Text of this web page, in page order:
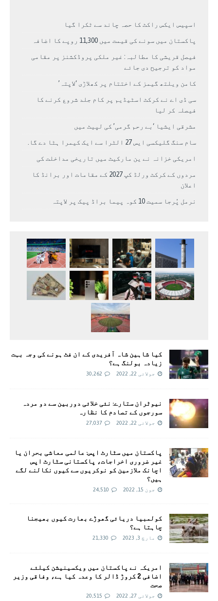
اسپیس ایکس راکٹ کا حصہ چاند سے ٹکرا گیا
پاکستان میں سونے کی قیمت میں 11,300 روپے کا اضافہ
فیصل قریشی کا مطالبہ: غیر ملکی پروڈکشنز پر مقامی
مواد کو ترجیح دی جائے
کامن ویلتھ گیمز کے اختتام پر کھلاڑی ‘لاپتہ’
سی ڈی اے نے کرکٹ اسٹیڈیم پر کام جلد شروع کرنے کا
فیصلہ کر لیا
مشرقی ایشیا ‘بے رحم گرمی’ کی لپیٹ میں
سام سنگ گلیکسی ایس 27 الٹرا سے ایک کیمرا ہٹا دے گا.
امریکی خزانہ نے ین مارکیٹ میں تاریخی مداخلت کی
مردوں کے کرکٹ ورلڈ کپ 2027 کے مقامات اور برانڈ کا
اعلان
نرمل پُرجا سمیت 10 کوہ پیما براڈ پیک پر لاپتہ
کیا شاہین شاہ آفریدی کے ان فٹ ہونے کی وجہ بہت
زیادہ بولنگ ہے؟
جولائی 22, 2022 30,262
نیوٹران ستارے: نئی خلائی دوربین سے دو مردہ
سورجوں کے تصادم کا نظارہ
جولائی 22, 2022 27,037
پاکستان میں سٹارٹ اپس: عالمی معاشی بحران یا
غیر ضروری اخراجات، پاکستانی سٹارٹ اپس
اچانک ملازمین کو نوکریوں سے کیوں نکالنے لگے
ہیں؟
جون 15, 2022 24,510
کولمبیا دریائی گھوڑے بھارت کیوں بھیجنا
چاہتا ہے؟
مارچ 3, 2023 21,330
امريکہ نے پاکستان میں ویکسینیشن کیلئے
اضافی 2 کروڑ ڈالر کا وعدہ کیا ہے، وفاقی وزیر
صحت
جولائی 27, 2022 20,515